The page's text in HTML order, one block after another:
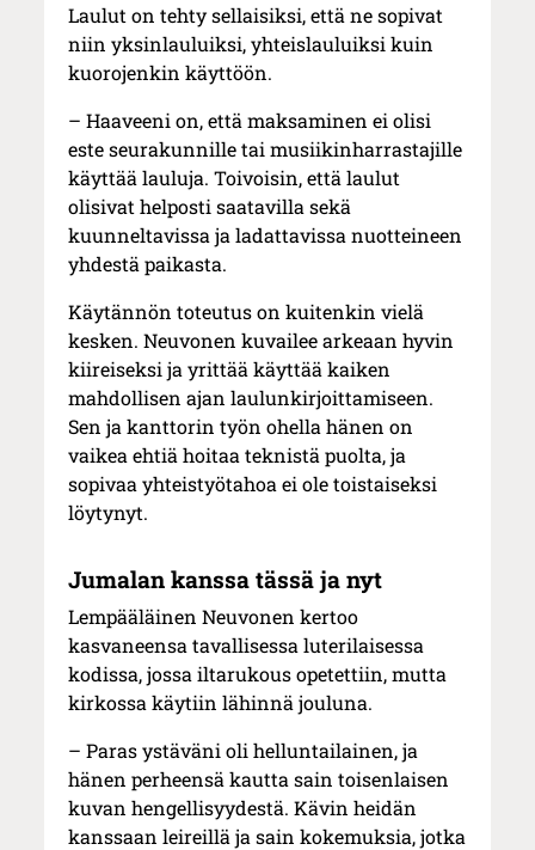
Laulut on tehty sellaisiksi, että ne sopivat
niin yksinlauluiksi, yhteislauluiksi kuin
kuorojenkin käyttöön.
– Haaveeni on, että maksaminen ei olisi
este seurakunnille tai musiikinharrastajille
käyttää lauluja. Toivoisin, että laulut
olisivat helposti saatavilla sekä
kuunneltavissa ja ladattavissa nuotteineen
yhdestä paikasta.
Käytännön toteutus on kuitenkin vielä
kesken. Neuvonen kuvailee arkeaan hyvin
kiireiseksi ja yrittää käyttää kaiken
mahdollisen ajan laulunkirjoittamiseen.
Sen ja kanttorin työn ohella hänen on
vaikea ehtiä hoitaa teknistä puolta, ja
sopivaa yhteistyötahoa ei ole toistaiseksi
löytynyt.
Jumalan kanssa tässä ja nyt
Lempääläinen Neuvonen kertoo
kasvaneensa tavallisessa luterilaisessa
kodissa, jossa iltarukous opetettiin, mutta
kirkossa käytiin lähinnä jouluna.
– Paras ystäväni oli helluntailainen, ja
hänen perheensä kautta sain toisenlaisen
kuvan hengellisyydestä. Kävin heidän
kanssaan leireillä ja sain kokemuksia, jotka